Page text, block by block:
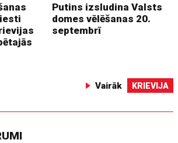
Putins izsludina Valsts
domes vēlēšanas 20.
septembrī
Vairāk KRIEVIJA